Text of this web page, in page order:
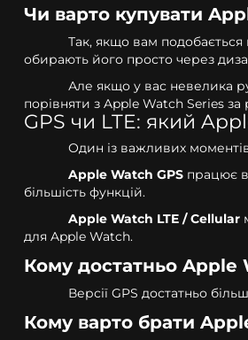
Чи варто купувати
Так, якщо вам
обирають його просто через
Але якщо у вас невелика
порівняти з Apple Watch Series за
GPS чи LTE: який
Один із важливих
Apple Watch GPS працює
більшість функцій.
Apple Watch LTE / Cellular
для Apple Watch.
Кому достатньо Apple
Версії GPS достатньо
Кому варто брати